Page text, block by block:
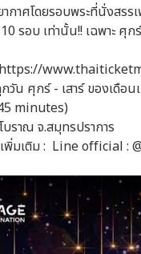
กาศโดยรอบพระที่นั่งสร
รอบ เท่านั้น!! เฉพาะ ศุ
https://
วัน ศุกร์ - เสาร์ ของเดือ
minutes)
บราณ จ.สมุทรปราการ
พิ่มเติม : Line official :